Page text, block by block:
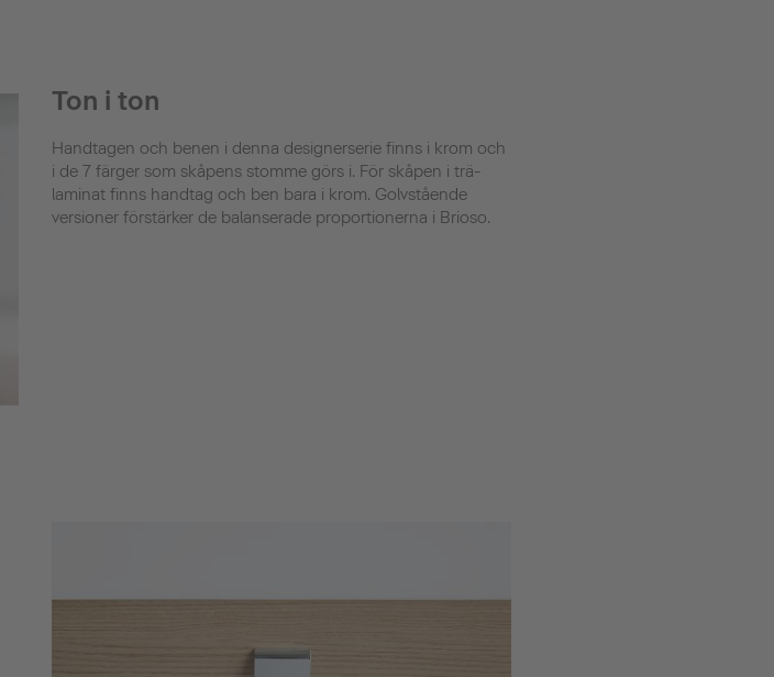
Ton i ton
Handtagen och benen i denna designerserie finns i krom och
i de 7 färger som skåpens stomme görs i. För skåpen i trä-
laminat finns handtag och ben bara i krom. Golvstående
versioner förstärker de balanserade proportionerna i Brioso.